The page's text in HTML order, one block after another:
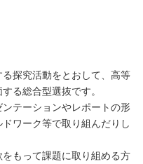
探究活動をとおして、高等
る総合型選抜です。
テーションやレポートの形
ワーク等で取り組んだりし
もって課題に取り組める方